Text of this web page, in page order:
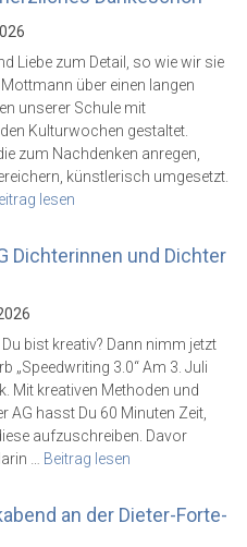
Liebe zum Detail, so wie wir sie
über einen langen
unserer Schule mit
Kulturwochen gestaltet.
zum Nachdenken anregen,
künstlerisch umgesetzt.
lesen
Dichterinnen und Dichter
bist kreativ? Dann nimm jetzt
„Speedwriting 3.0“ Am 3. Juli
Mit kreativen Methoden und
AG hasst Du 60 Minuten Zeit,
aufzuschreiben. Davor
… Beitrag lesen
an der Dieter-Forte-